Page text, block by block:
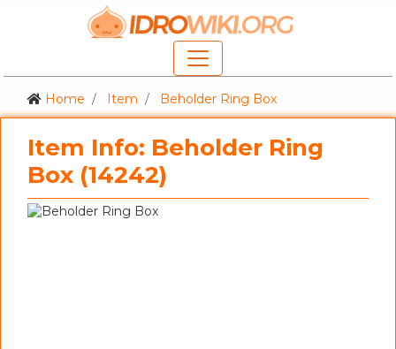
Home Item Beholder Ring Box
Item Info: Beholder Ring
Box (14242)